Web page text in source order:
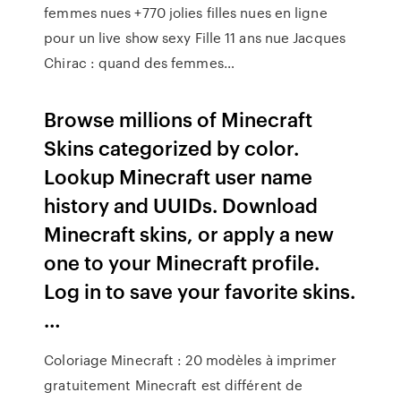
femmes nues +770 jolies filles nues en ligne
pour un live show sexy Fille 11 ans nue Jacques
Chirac : quand des femmes…
Browse millions of Minecraft
Skins categorized by color.
Lookup Minecraft user name
history and UUIDs. Download
Minecraft skins, or apply a new
one to your Minecraft profile.
Log in to save your favorite skins.
…
Coloriage Minecraft : 20 modèles à imprimer
gratuitement Minecraft est différent de